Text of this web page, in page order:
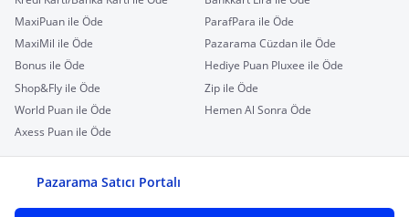
MaxiPuan ile Öde
ParafPara ile Öde
MaxiMil ile Öde
Pazarama Cüzdan ile Öde
Bonus ile Öde
Hediye Puan Pluxee ile Öde
Shop&Fly ile Öde
Zip ile Öde
World Puan ile Öde
Hemen Al Sonra Öde
Axess Puan ile Öde
Pazarama Satıcı Portalı